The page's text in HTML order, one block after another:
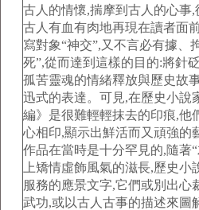
古人的情懷,揣摩到古人的心事
古人有血有肉地再現在讀者面
寫對象“神交”,又不言必有據、
死”,從而達到這樣的目的:將針
孤苦靈魂的情緒釋放與歷史故
迅式的表達。可見,在歷史小說
編》是很難輕輕抹去的印痕,他
心相印,顯示出鮮活而又頑強的
作品在當時是十分罕見的,隨著
上矯情虛飾風氣的滋長,歷史
服務的應景文字,它們或別出心
武功,或以古人古事的描述來圖